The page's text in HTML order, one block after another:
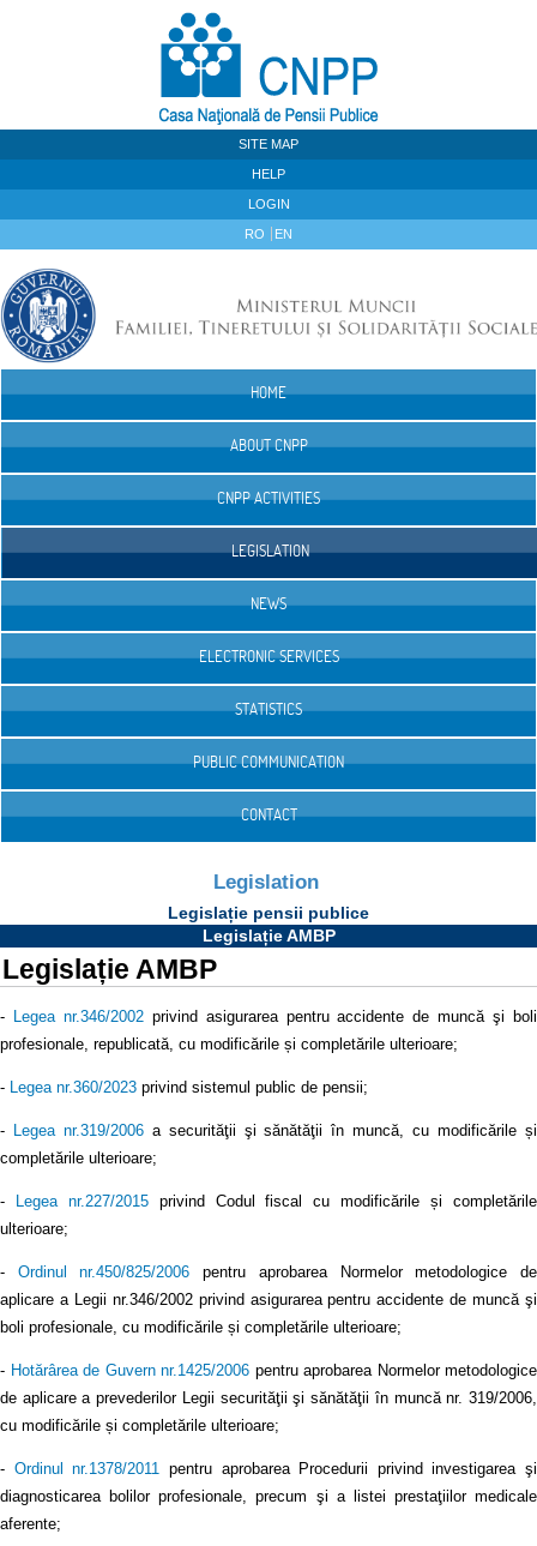
SITE MAP
HELP
LOGIN
RO EN
HOME
ABOUT CNPP
CNPP ACTIVITIES
LEGISLATION
NEWS
ELECTRONIC SERVICES
STATISTICS
PUBLIC COMMUNICATION
CONTACT
Legislation
Legislație pensii publice
Legislație AMBP
Legislație AMBP
- Legea nr.346/2002privind asigurarea pentru accidente de muncă şi boli
profesionale, republicată, cu modificările și completările ulterioare;
- Legea nr.360/2023 privind sistemul public de pensii;
- Legea nr.319/2006a securităţii şi sănătăţii în muncă, cu modificările și
completările ulterioare;
- Legea nr.227/2015privind Codul fiscal cu modificările și completările
ulterioare;
- Ordinul nr.450/825/2006 pentru aprobarea Normelor metodologice de
aplicare a Legii nr.346/2002 privind asigurarea pentru accidente de muncă şi
boli profesionale, cu modificările și completările ulterioare;
- Hotărârea de Guvern nr.1425/2006 pentru aprobarea Normelor metodologice
de aplicare a prevederilor Legii securităţii şi sănătăţii în muncă nr. 319/2006,
cu modificările și completările ulterioare;
- Ordinul nr.1378/2011
pentru aprobarea Procedurii privind investigarea şi
diagnosticarea bolilor profesionale, precum şi a listei prestaţiilor medicale
aferente;